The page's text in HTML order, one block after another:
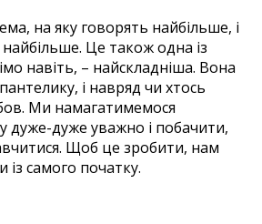
на яку говорять найбільше, і
Це також одна із
навіть, – найскладніша. Вона
і навряд чи хтось
Ми намагатимемося
дуже-дуже уважно і побачити,
Щоб це зробити, нам
із самого початку.